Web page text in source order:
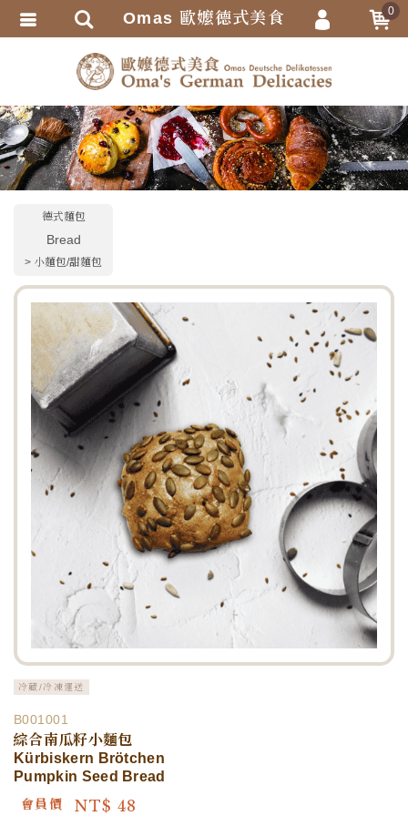
德式麵包
Bread
小麵包/甜麵包
冷藏/冷凍運送
B001001
綜合南瓜籽小麵包
Kürbiskern Brötchen
Pumpkin Seed Bread
會員價 NT$ 48
Omas 歐嬤德式美食 0
會員登入
會員註冊
忘記密碼
訂單查詢
追蹤清單TRACK LISTING
繁體中文